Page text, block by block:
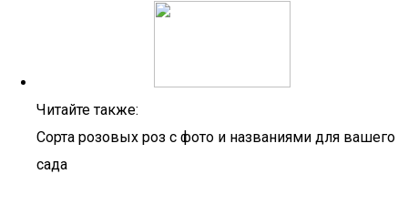
Читайте также:
Сорта розовых роз с фото и названиями для вашего
сада